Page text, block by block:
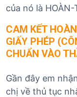
CAM KẾT
GIẤY PHÉP
CHUẨN VÀO
Gần đây em
chị về thủ tục